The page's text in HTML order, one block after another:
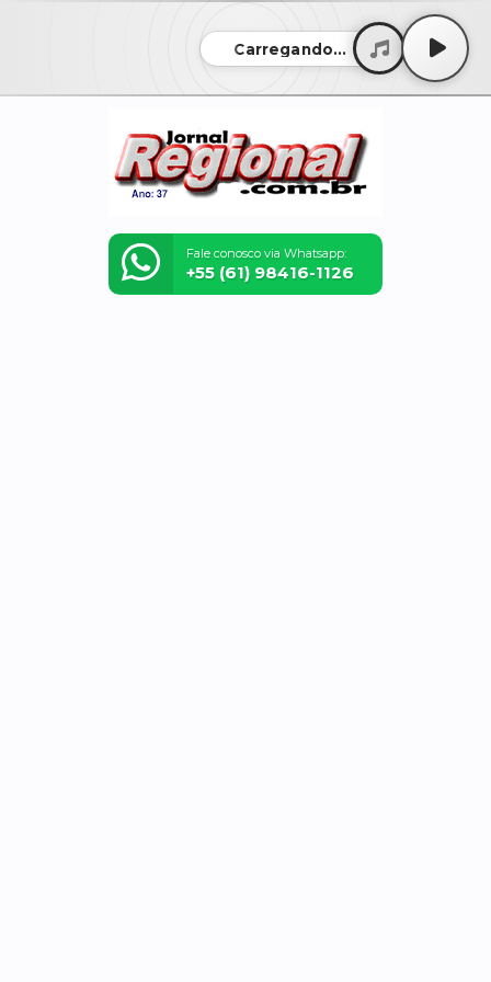
Carregando...
Fale conosco via Whatsapp:
+55 (61) 98416-1126